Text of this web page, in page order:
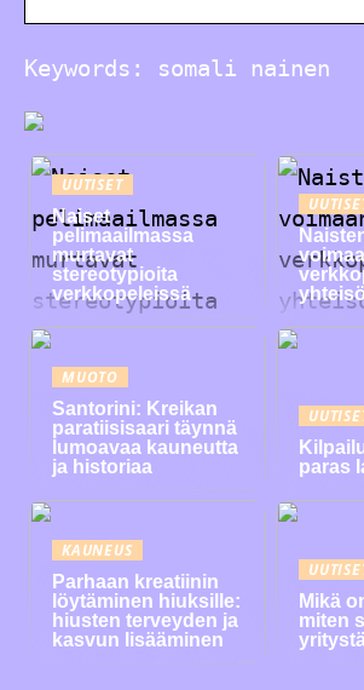
Keywords: somali nainen
UUTISET
Naiset
pelimaailmassa
murtavat
stereotypioita
verkkopeleissä
MUOTO
Santorini: Kreikan
paratiisisaari täynnä
lumoavaa kauneutta
ja historiaa
paras
KAUNEUS
Parhaan kreatiinin
löytäminen hiuksille:
hiusten terveyden ja
kasvun lisääminen
Mikä
miten